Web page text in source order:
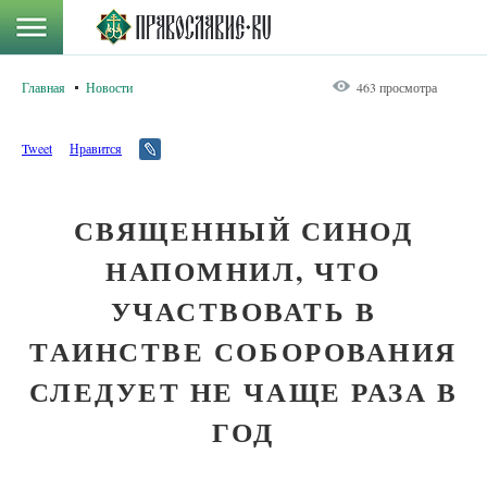
Главная Новости 463 просмотра
Tweet Нравится
СВЯЩЕННЫЙ СИНОД
НАПОМНИЛ, ЧТО
УЧАСТВОВАТЬ В
ТАИНСТВЕ СОБОРОВАНИЯ
СЛЕДУЕТ НЕ ЧАЩЕ РАЗА В
ГОД